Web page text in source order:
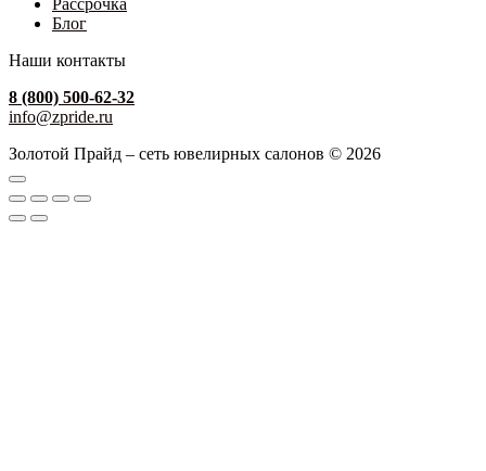
Блог
Наши контакты
8 (800) 500-62-32
info@zpride.ru
Золотой Прайд – сеть ювелирных салонов © 2026